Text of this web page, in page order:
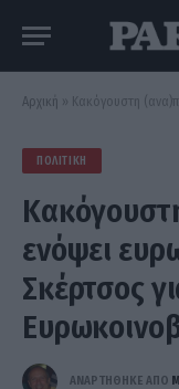
Αρχική » Κακόγουστη (ανα)παράσταση
ΠΟΛΙΤΙΚΉ
ενόψει
Σκέρτσος
ΑΝΑΡΤΗΘΗΚΕ ΑΠΟ